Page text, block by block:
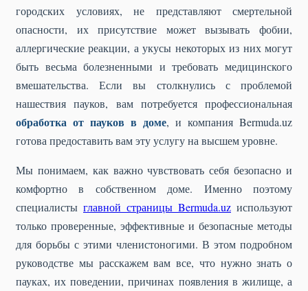
городских условиях, не представляют смертельной
опасности, их присутствие может вызывать фобии,
аллергические реакции, а укусы некоторых из них могут
быть весьма болезненными и требовать медицинского
вмешательства. Если вы столкнулись с проблемой
нашествия пауков, вам потребуется профессиональная
обработка от пауков в доме, и компания Bermuda.uz
готова предоставить вам эту услугу на высшем уровне.
Мы понимаем, как важно чувствовать себя безопасно и
комфортно в собственном доме. Именно поэтому
специалисты главной страницы Bermuda.uz используют
только проверенные, эффективные и безопасные методы
для борьбы с этими членистоногими. В этом подробном
руководстве мы расскажем вам все, что нужно знать о
пауках, их поведении, причинах появления в жилище, а